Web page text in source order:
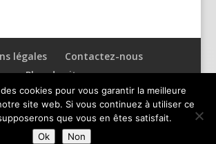
légales
Contactez-nous
Plan du site
TOPACKI™ , Creative Communication
cookies pour vous garantir la meilleure
site web. Si vous continuez à utiliser ce
que vous en êtes satisfait.
Ok
Non